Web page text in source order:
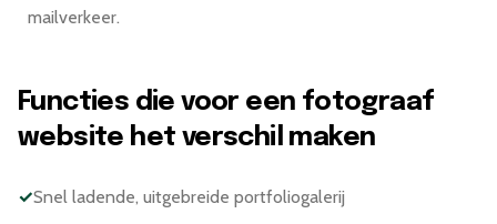
mailverkeer.
Functies die voor een fotograaf
website het verschil maken
✓Snel ladende, uitgebreide portfoliogalerij